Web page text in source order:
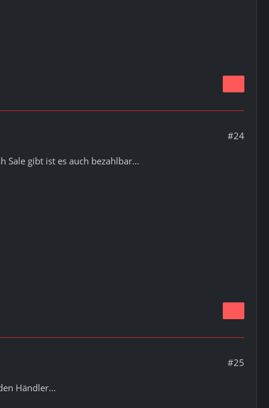
#24
Sale gibt ist es auch bezahlbar...
#25
Händler...